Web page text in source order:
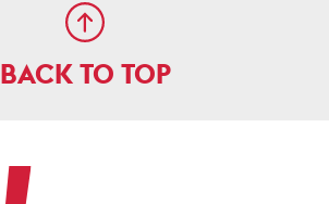
BACK TO TOP